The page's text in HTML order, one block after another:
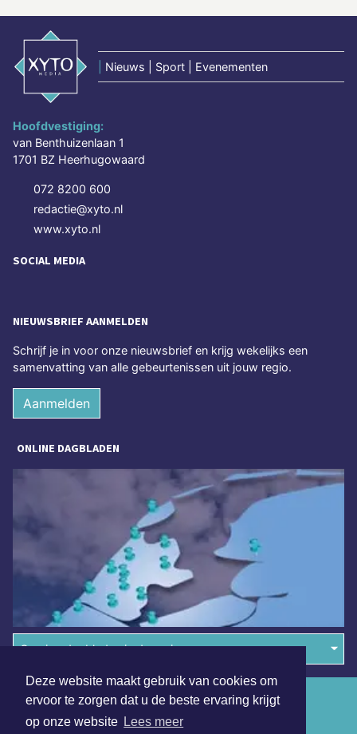
Deze website maakt gebruik van cookies om
ervoor te zorgen dat u de beste ervaring krijgt
op onze website Lees meer
Nieuws | Sport | Evenementen
Hoofdvestiging:
van Benthuizenlaan 1
1701 BZ Heerhugowaard
072 8200 600
redactie@xyto.nl
www.xyto.nl
SOCIAL MEDIA
NIEUWSBRIEF AANMELDEN
Schrijf je in voor onze nieuwsbrief en krijg wekelijks een
samenvatting van alle gebeurtenissen uit jouw regio.
Aanmelden
ONLINE DAGBLADEN
Overige dagbladen in de regio
Algemene voorwaarden
Disclaimer